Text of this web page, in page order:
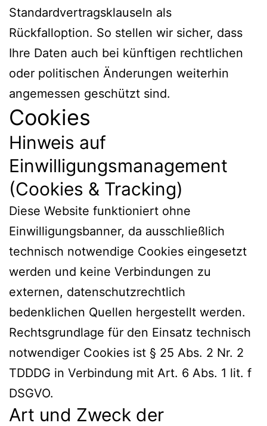
Standardvertragsklauseln als
Rückfalloption. So stellen wir sicher, dass
Ihre Daten auch bei künftigen rechtlichen
oder politischen Änderungen weiterhin
angemessen geschützt sind.
Cookies
Hinweis auf
Einwilligungsmanagement
(Cookies & Tracking)
Diese Website funktioniert ohne
Einwilligungsbanner, da ausschließlich
technisch notwendige Cookies eingesetzt
werden und keine Verbindungen zu
externen, datenschutzrechtlich
bedenklichen Quellen hergestellt werden.
Rechtsgrundlage für den Einsatz technisch
notwendiger Cookies ist § 25 Abs. 2 Nr. 2
TDDDG in Verbindung mit Art. 6 Abs. 1 lit. f
DSGVO.
Art und Zweck der